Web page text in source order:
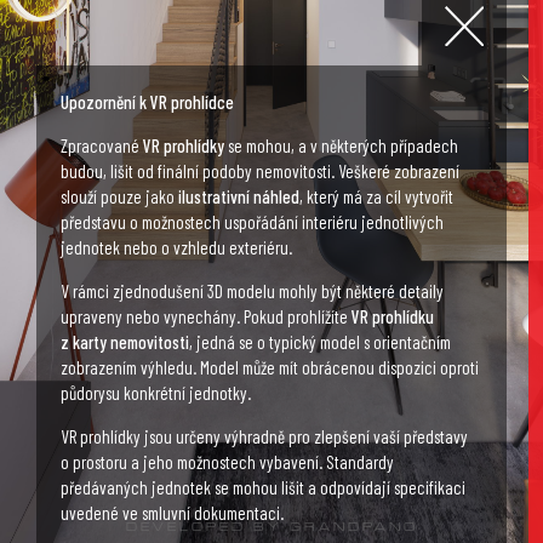
Upozornění k VR prohlídce
Zpracované VR prohlídkyse mohou, a v některých případech
budou, lišit od finální podoby nemovitosti. Veškeré zobrazení
slouží pouze jako ilustrativní náhled, který má za cíl vytvořit
představu o možnostech uspořádání interiéru jednotlivých
jednotek nebo o vzhledu exteriéru.
V rámci zjednodušení 3D modelu mohly být některé detaily
upraveny nebo vynechány. Pokud prohlížíte VR prohlídku
z karty nemovitosti, jedná se o typický model s orientačním
zobrazením výhledu. Model může mít obrácenou dispozici oproti
půdorysu konkrétní jednotky.
VR prohlídky jsou určeny výhradně pro zlepšení vaší představy
o prostoru a jeho možnostech vybavení. Standardy
předávaných jednotek se mohou lišit a odpovídají specifikaci
uvedené ve smluvní dokumentaci.